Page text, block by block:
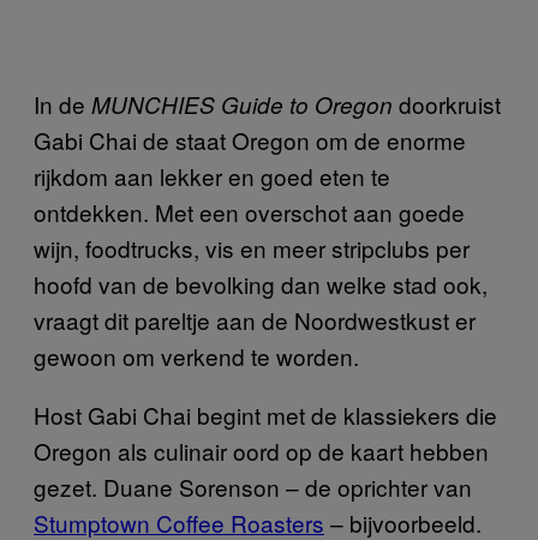
In de MUNCHIES Guide to Oregon doorkruist
Gabi Chai de staat Oregon om de enorme
rijkdom aan lekker en goed eten te
ontdekken. Met een overschot aan goede
wijn, foodtrucks, vis en meer stripclubs per
hoofd van de bevolking dan welke stad ook,
vraagt dit pareltje aan de Noordwestkust er
gewoon om verkend te worden.
Host Gabi Chai begint met de klassiekers die
Oregon als culinair oord op de kaart hebben
gezet. Duane Sorenson – de oprichter van
Stumptown Coffee Roasters – bijvoorbeeld.